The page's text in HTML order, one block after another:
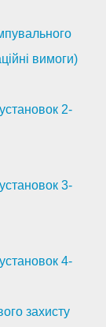
вимоги)
2-
3-
4-
захисту